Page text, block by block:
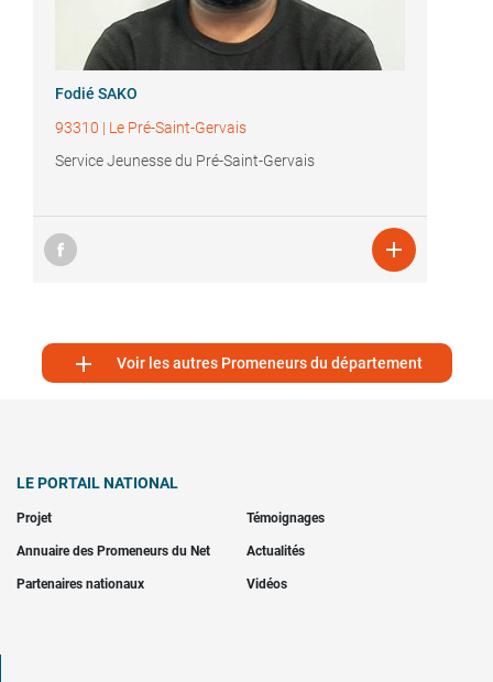
Fodié SAKO
93310 | Le Pré-Saint-Gervais
Service Jeunesse du Pré-Saint-Gervais

 Voir les autres Promeneurs du département
LE PORTAIL NATIONAL
Projet Témoignages
Annuaire des Promeneurs du Net Actualités
Partenaires nationaux Vidéos